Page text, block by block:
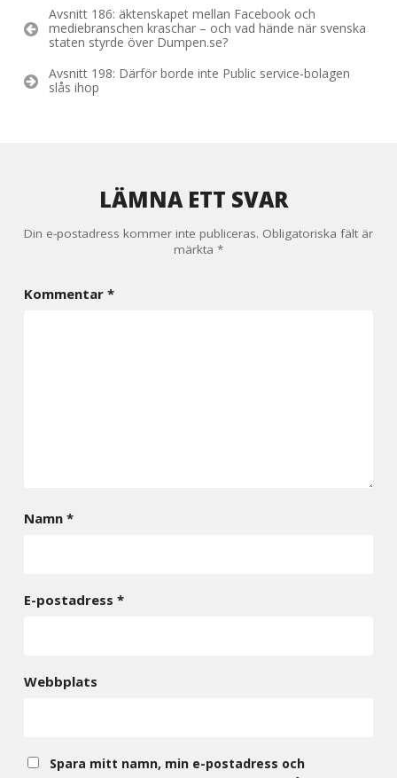
Inläggsnavigering
Avsnitt 186: äktenskapet mellan Facebook och
mediebranschen kraschar – och vad hände när svenska
staten styrde över Dumpen.se?
Avsnitt 198: Därför borde inte Public service-bolagen
slås ihop
LÄMNA ETT SVAR
Din e-postadress kommer inte publiceras. Obligatoriska fält är
märkta *
Kommentar *
Namn *
E-postadress *
Webbplats
Spara mitt namn, min e-postadress och